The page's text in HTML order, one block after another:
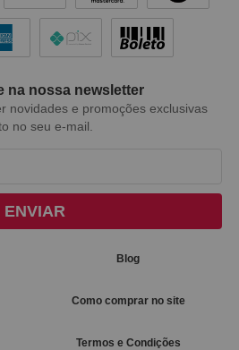
na nossa newsletter
novidades e promoções exclusivas
no seu e-mail.
ENVIAR
Blog
Como comprar no site
Termos e Condições